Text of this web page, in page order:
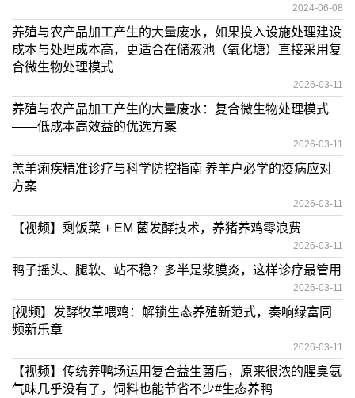
2024-06-08
养殖与农产品加工产生的大量废水，如果投入设施处理建设
成本与处理成本高，更适合在储液池（氧化塘）直接采用复
合微生物处理模式
2026-03-11
养殖与农产品加工产生的大量废水：复合微生物处理模式
——低成本高效益的优选方案
2026-03-11
羔羊痢疾精准诊疗与科学防控指南 养羊户必学的疫病应对
方案
2026-03-11
【视频】剩饭菜 + EM 菌发酵技术，养猪养鸡零浪费
2026-03-11
鸭子摇头、腿软、站不稳？多半是浆膜炎，这样诊疗最管用
2026-03-11
[视频】发酵牧草喂鸡：解锁生态养殖新范式，奏响绿富同
频新乐章
2026-03-11
【视频】传统养鸭场运用复合益生菌后，原来很浓的腥臭氨
气味几乎没有了，饲料也能节省不少#生态养鸭